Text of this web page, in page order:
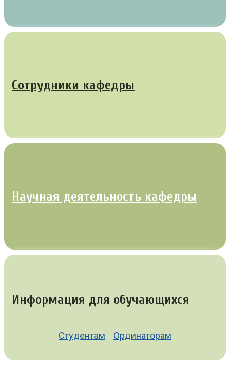
Сотрудники кафедры
Научная деятельность кафедры
Информация для обучающихся
Студентам Ординаторам